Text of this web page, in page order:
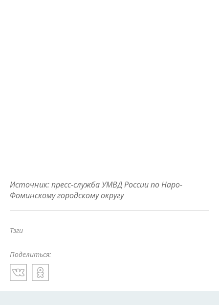
Источник: пресс-служба УМВД России по Наро-
Фоминскому городскому округу
Тэги
Поделиться: